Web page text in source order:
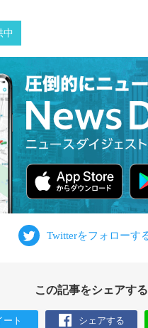
中
この記事をシェアする
ート シェアする